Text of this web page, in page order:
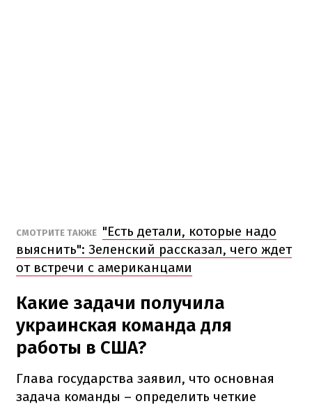
СМОТРИТЕ ТАКЖЕ "Есть детали, которые надо
выяснить": Зеленский рассказал, чего ждет
от встречи с американцами
Какие задачи получила
украинская команда для
работы в США?
Глава государства заявил, что основная
задача команды – определить четкие